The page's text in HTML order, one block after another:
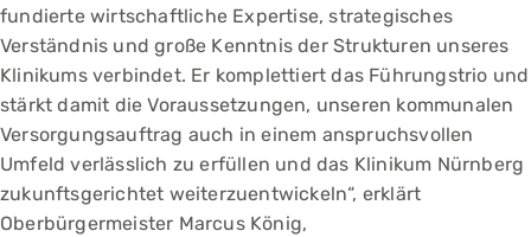
fundierte wirtschaftliche Expertise, strategisches
Verständnis und große Kenntnis der Strukturen unseres
Klinikums verbindet. Er komplettiert das Führungstrio und
stärkt damit die Voraussetzungen, unseren kommunalen
Versorgungsauftrag auch in einem anspruchsvollen
Umfeld verlässlich zu erfüllen und das Klinikum Nürnberg
zukunftsgerichtet weiterzuentwickeln“, erklärt
Oberbürgermeister Marcus König,